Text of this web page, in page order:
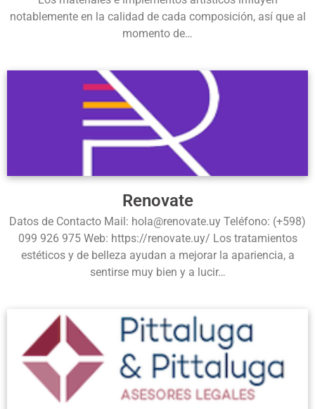
notablemente en la calidad de cada composición, así que al
momento de…
Renovate
Datos de Contacto Mail: hola@renovate.uy Teléfono: (+598)
099 926 975 Web: https://renovate.uy/ Los tratamientos
estéticos y de belleza ayudan a mejorar la apariencia, a
sentirse muy bien y a lucir…